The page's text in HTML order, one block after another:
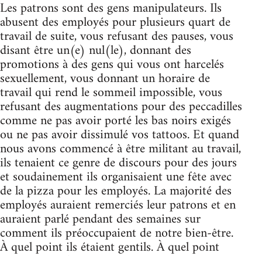
Les patrons sont des gens manipulateurs. Ils
abusent des employés pour plusieurs quart de
travail de suite, vous refusant des pauses, vous
disant être un(e) nul(le), donnant des
promotions à des gens qui vous ont harcelés
sexuellement, vous donnant un horaire de
travail qui rend le sommeil impossible, vous
refusant des augmentations pour des peccadilles
comme ne pas avoir porté les bas noirs exigés
ou ne pas avoir dissimulé vos tattoos. Et quand
nous avons commencé à être militant au travail,
ils tenaient ce genre de discours pour des jours
et soudainement ils organisaient une fête avec
de la pizza pour les employés. La majorité des
employés auraient remerciés leur patrons et en
auraient parlé pendant des semaines sur
comment ils préoccupaient de notre bien-être.
À quel point ils étaient gentils. À quel point